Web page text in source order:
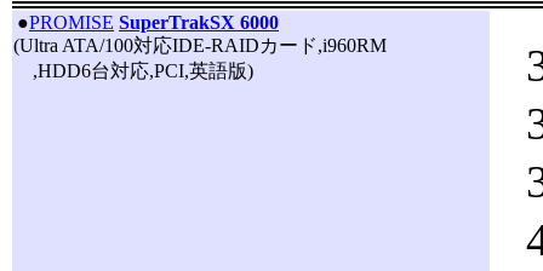
●PROMISE SuperTrakSX 6000
(Ultra ATA/100対応IDE-RAIDカード,i960RM
,HDD6台対応,PCI,英語版)